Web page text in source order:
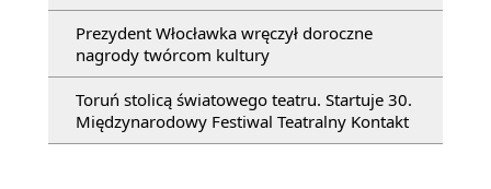
Prezydent Włocławka wręczył doroczne
nagrody twórcom kultury
Toruń stolicą światowego teatru. Startuje 30.
Międzynarodowy Festiwal Teatralny Kontakt